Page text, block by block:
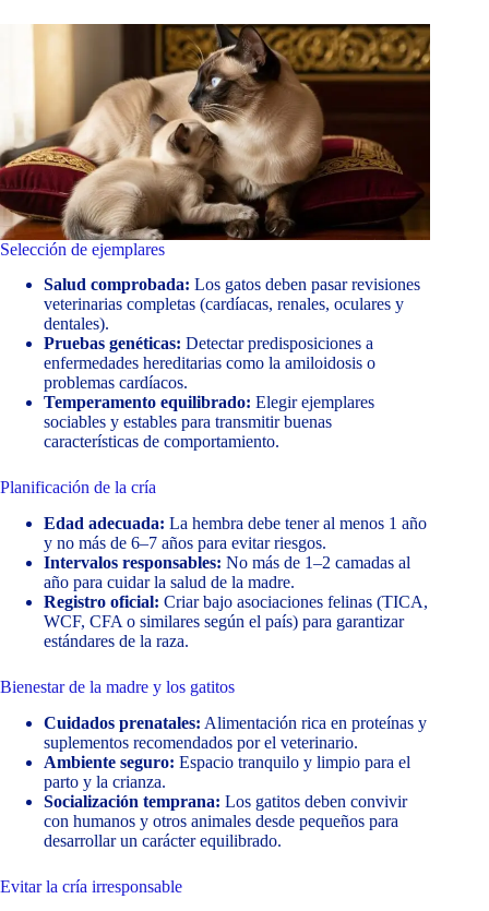
Selección de ejemplares
Salud comprobada: Los gatos deben pasar revisiones
veterinarias completas (cardíacas, renales, oculares y
dentales).
Pruebas genéticas: Detectar predisposiciones a
enfermedades hereditarias como la amiloidosis o
problemas cardíacos.
Temperamento equilibrado: Elegir ejemplares
sociables y estables para transmitir buenas
características de comportamiento.
Planificación de la cría
Edad adecuada: La hembra debe tener al menos 1 año
y no más de 6–7 años para evitar riesgos.
Intervalos responsables: No más de 1–2 camadas al
año para cuidar la salud de la madre.
Registro oficial: Criar bajo asociaciones felinas (TICA,
WCF, CFA o similares según el país) para garantizar
estándares de la raza.
Bienestar de la madre y los gatitos
Cuidados prenatales: Alimentación rica en proteínas y
suplementos recomendados por el veterinario.
Ambiente seguro: Espacio tranquilo y limpio para el
parto y la crianza.
Socialización temprana: Los gatitos deben convivir
con humanos y otros animales desde pequeños para
desarrollar un carácter equilibrado.
Evitar la cría irresponsable